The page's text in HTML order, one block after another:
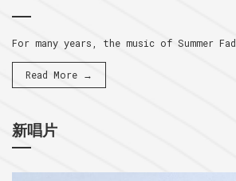
For many years, the music of Summer
Read More →
新唱片